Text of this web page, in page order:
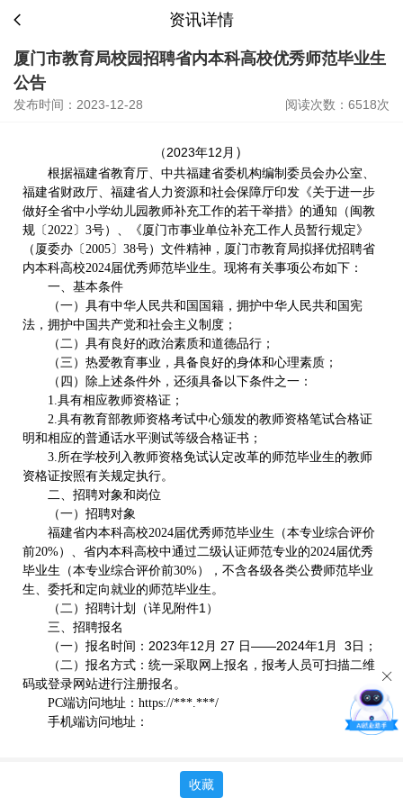
资讯详情
厦门市教育局校园招聘省内本科高校优秀师范毕业生
公告
发布时间：2023-12-28 阅读次数：6518次
（2023年12月 ）
根据福建省教育厅、中共福建省委机构编制委员会办公室、
福建省财政厅、福建省人力资源和社会保障厅印发《关于进一步
做好全省中小学幼儿园教师补充工作的若干举措》的通知（闽教
规〔2022〕3号）、《厦门市事业单位补充工作人员暂行规定》
（厦委办〔2005〕38号）文件精神，厦门市教育局拟择优招聘省
内本科高校2024届优秀师范毕业生。现将有关事项公布如下：
一、基本条件
（一）具有中华人民共和国国籍，拥护中华人民共和国宪
法，拥护中国共产党和社会主义制度；
（二）具有良好的政治素质和道德品行；
（三）热爱教育事业，具备良好的身体和心理素质；
（四）除上述条件外，还须具备以下条件之一：
1.具有相应教师资格证；
2.具有教育部教师资格考试中心颁发的教师资格笔试合格证
明和相应的普通话水平测试等级合格证书；
3.所在学校列入教师资格免试认定改革的师范毕业生的教师
资格证按照有关规定执行。
二、招聘对象和岗位
（一）招聘对象
福建省内本科高校2024届优秀师范毕业生（本专业综合评价
前20%）、省内本科高校中通过二级认证师范专业的2024届优秀
毕业生（本专业综合评价前30%），不含各级各类公费师范毕业
生、委托和定向就业的师范毕业生。
（二）招聘计划
（详见附件1）
三、招聘报名
（一）报名时间： 2023年12月 27 日——2024年1月 3日；
（二）报名方式： 统一采取网上报名，报考人员可扫描二维
码或登录网站进行注册报名。
PC端访问地址：https://***.***/
手机端访问地址：
收藏